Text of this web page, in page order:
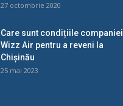
27 octombrie 2020
Care sunt condițiile companiei
Wizz Air pentru a reveni la
Chișinău
25 mai 2023